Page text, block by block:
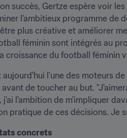
succès, Gertze espère voir
l'ambitieux programme de
plus créative et améliorer
féminin sont intégrés au
croissance du football féminin
aujourd'hui l'une des moteurs
de toucher au but.
j'ai l'ambition de m'impliquer
pratique de ces décisions. Je
concrets